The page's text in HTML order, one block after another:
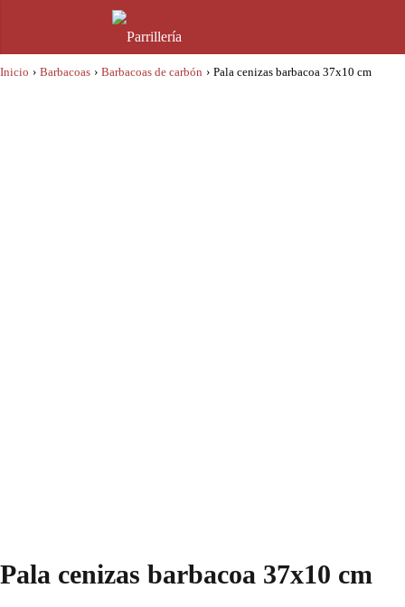
Inicio › Barbacoas › Barbacoas de carbón › Pala cenizas barbacoa 37x10 cm
Pala cenizas barbacoa 37x10 cm